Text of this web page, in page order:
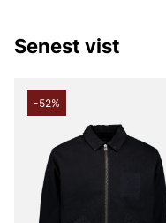
passion for detaljer,
Andre
NN07
Björn Borg
Replay
Oscar Jacobson
Senest vist
-52%